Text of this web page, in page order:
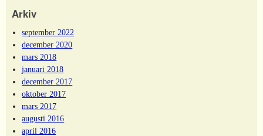
Arkiv
september 2022
december 2020
mars 2018
januari 2018
december 2017
oktober 2017
mars 2017
augusti 2016
april 2016